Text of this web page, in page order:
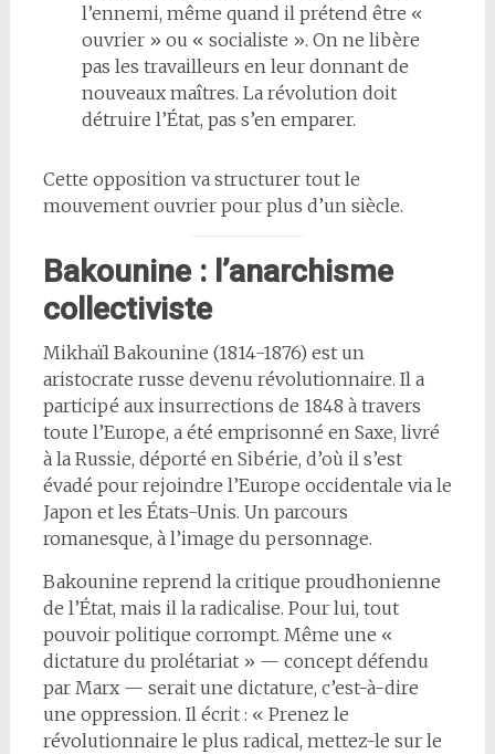
l’ennemi, même quand il prétend être «
ouvrier » ou « socialiste ». On ne libère
pas les travailleurs en leur donnant de
nouveaux maîtres. La révolution doit
détruire l’État, pas s’en emparer.
Cette opposition va structurer tout le
mouvement ouvrier pour plus d’un siècle.
Bakounine : l’anarchisme
collectiviste
Mikhaïl Bakounine (1814-1876) est un
aristocrate russe devenu révolutionnaire. Il a
participé aux insurrections de 1848 à travers
toute l’Europe, a été emprisonné en Saxe, livré
à la Russie, déporté en Sibérie, d’où il s’est
évadé pour rejoindre l’Europe occidentale via le
Japon et les États-Unis. Un parcours
romanesque, à l’image du personnage.
Bakounine reprend la critique proudhonienne
de l’État, mais il la radicalise. Pour lui, tout
pouvoir politique corrompt. Même une «
dictature du prolétariat » — concept défendu
par Marx — serait une dictature, c’est-à-dire
une oppression. Il écrit : « Prenez le
révolutionnaire le plus radical, mettez-le sur le